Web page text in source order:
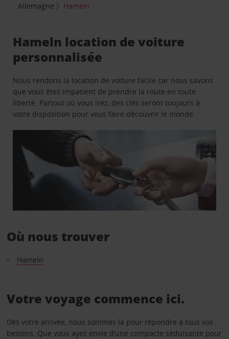
Allemagne
Hameln
Hameln location de voiture
personnalisée
Nous rendons la location de voiture facile car nous savons
que vous êtes impatient de prendre la route en toute
liberté. Partout où vous irez, des clés seront toujours à
votre disposition pour vous faire découvrir le monde.
Où nous trouver
Hameln
Votre voyage commence ici.
Dès votre arrivée, nous sommes là pour répondre à tous vos
besoins. Que vous ayez envie d’une compacte séduisante pour